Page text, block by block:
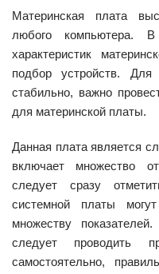
Материнская плата
любого компьютера. В
характеристик
подбор устройств.
стабильно, важно
для материнской платы.
Данная плата является
включает множество
следует сразу
системной платы
множеству
следует проводить
самостоятельно,